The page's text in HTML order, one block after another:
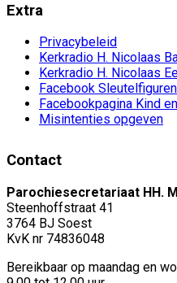
Extra
Privacybeleid
Kerkradio H. Nicolaas
Kerkradio H. Nicolaas
Facebook Sleutelfiguren
Facebookpagina Kind
Misintenties opgeven
Contact
Parochiesecretariaat HH.
Steenhoffstraat 41
3764 BJ Soest
KvK nr 74836048
Bereikbaar op maandag en